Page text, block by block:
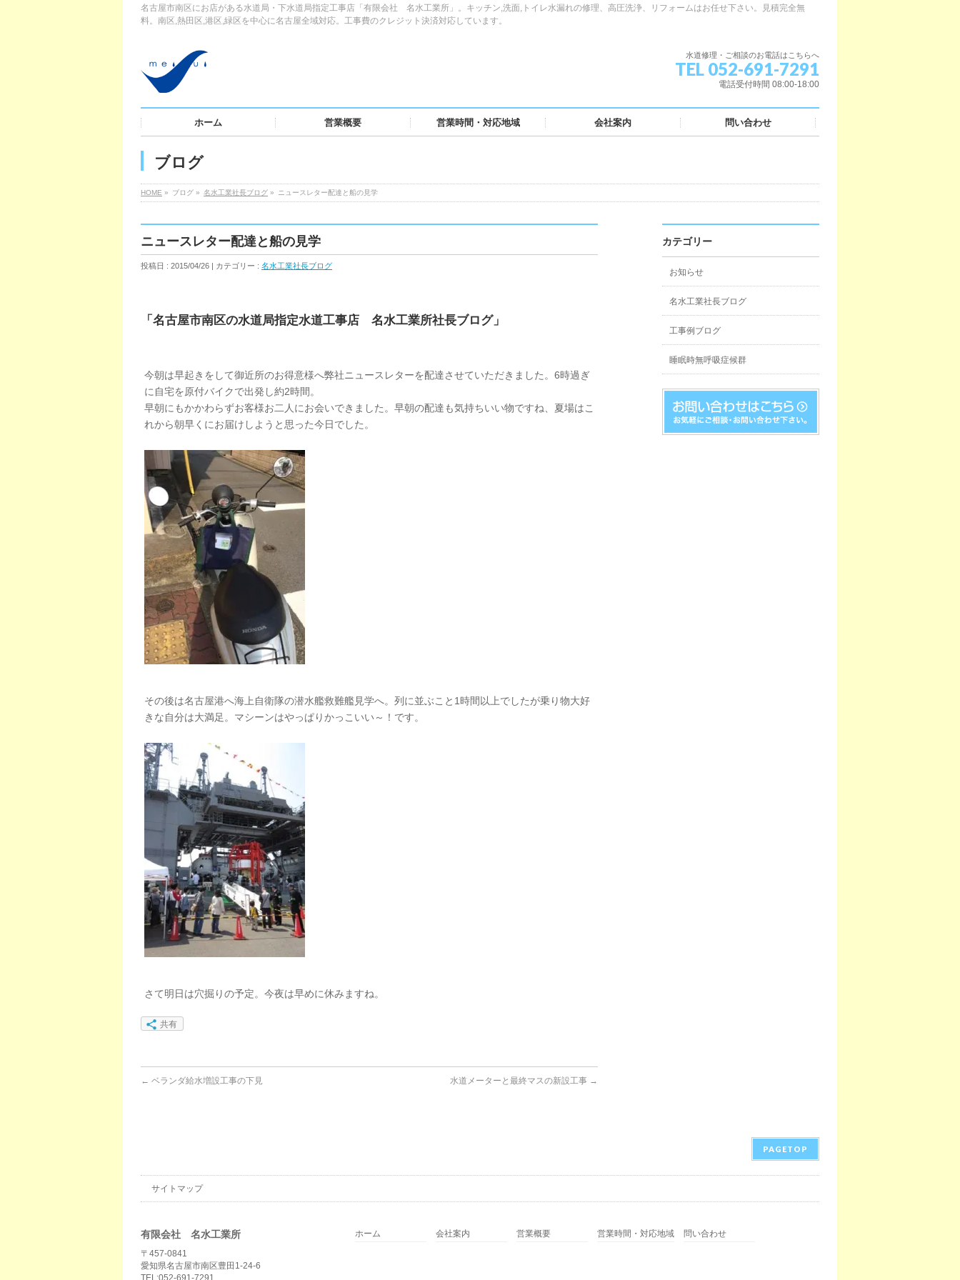
名古屋市南区にお店がある水道局・下水道局指定工事店「有限会社 名水工業所」。キッチン,洗面,トイレ水漏れの修理、高圧洗浄、リフォームはお任せ下さい。見積完全無
料。南区,熱田区,港区,緑区を中心に名古屋全域対応。工事費のクレジット決済対応しています。
水道修理・ご相談のお電話はこちらへ
TEL 052-691-7291
電話受付時間 08:00-18:00
ホーム 営業概要 営業時間・対応地域 会社案内 問い合わせ
ブログ
HOME » ブログ » 名水工業社長ブログ » ニュースレター配達と船の見学
ニュースレター配達と船の見学
投稿日 : 2015/04/26 | カテゴリー : 名水工業社長ブログ
「名古屋市南区の水道局指定水道工事店 名水工業所社長ブログ」
今朝は早起きをして御近所のお得意様へ弊社ニュースレターを配達させていただきました。6時過ぎ
に自宅を原付バイクで出発し約2時間。
早朝にもかかわらずお客様お二人にお会いできました。早朝の配達も気持ちいい物ですね、夏場はこ
れから朝早くにお届けしようと思った今日でした。
その後は名古屋港へ海上自衛隊の潜水艦救難艦見学へ。列に並ぶこと1時間以上でしたが乗り物大好
きな自分は大満足。マシーンはやっぱりかっこいい～！です。
さて明日は穴掘りの予定。今夜は早めに休みますね。
共有
← ベランダ給水増設工事の下見 水道メーターと最終マスの新設工事 →
カテゴリー
お知らせ
名水工業社長ブログ
工事例ブログ
睡眠時無呼吸症候群
PAGETOP
サイトマップ
有限会社 名水工業所
〒457-0841
愛知県名古屋市南区豊田1-24-6
TEL:052-691-7291
ホーム 会社案内 営業概要 営業時間・対応地域 問い合わせ